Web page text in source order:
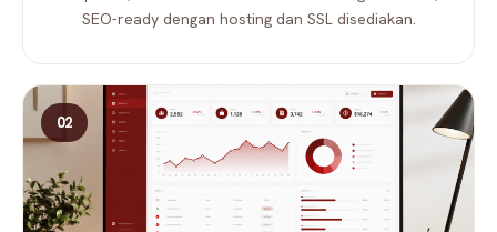
SEO-ready dengan hosting dan SSL disediakan.
02